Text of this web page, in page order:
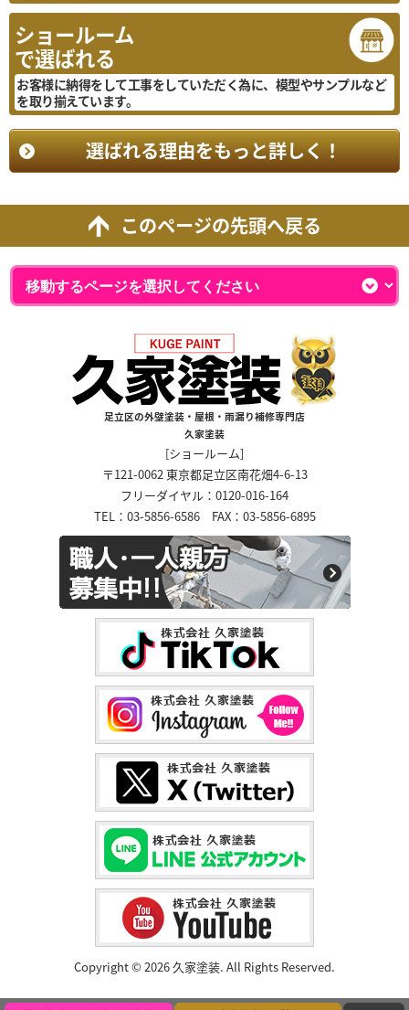
ショールーム
で選ばれる
お客様に納得をして工事をしていただく為に、模型やサンプルなど
を取り揃えています。
選ばれる理由をもっと詳しく！
このページの先頭へ戻る
足立区の外壁塗装・屋根・雨漏り補修専門店
久家塗装
[ショールーム]
〒121-0062 東京都足立区南花畑4-6-13
フリーダイヤル：0120-016-164
TEL：03-5856-6586 FAX：03-5856-6895
Copyright © 2026 久家塗装. All Rights Reserved.